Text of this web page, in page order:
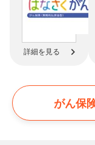
詳細を見る
がん保